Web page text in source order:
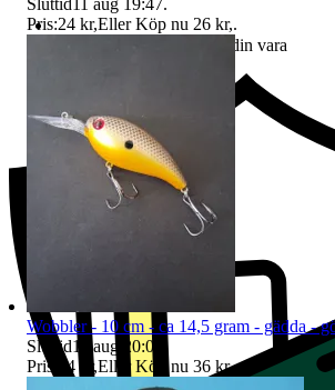
Ersättning om du inte får din vara
Sluttid 11 aug 19:47.
Pris:24 kr,Eller Köp nu 26 kr,.
Wobbler - 10 cm - ca 14,5 gram - gädda -
Sluttid11 aug 20:04
Pris:
34 kr ,Eller Köp nu 36 kr,.